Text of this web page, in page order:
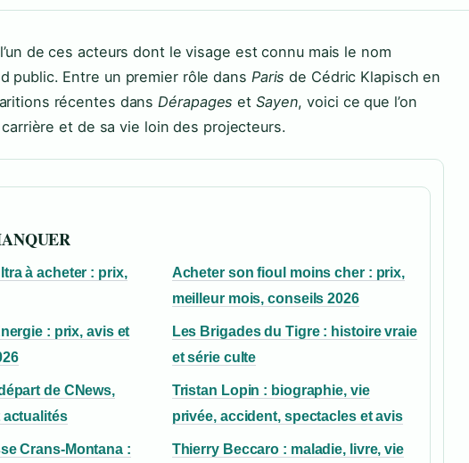
de ces acteurs dont le visage est connu mais le nom
public. Entre un premier rôle dans Paris de Cédric Klapisch en
récentes dansDérapages et Sayen, voici ce que l’on
et de sa vie loin des projecteurs.
à acheter : prix,
Acheter son fioul moins cher : prix,
meilleur mois, conseils 2026
: prix, avis et
Les Brigades du Tigre : histoire vraie
et série culte
de CNews,
actualités
Tristan Lopin : biographie, vie
privée, accident, spectacles et avis
Crans-Montana :
Thierry Beccaro : maladie, livre, vie